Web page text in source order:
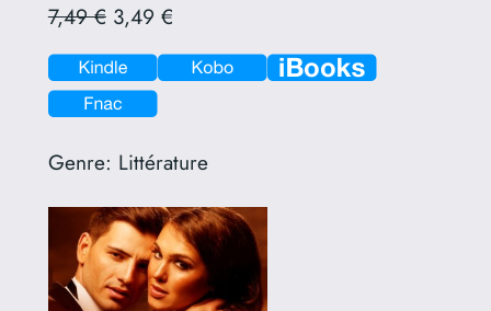
7,49 €3,49 €
Genre: Littérature